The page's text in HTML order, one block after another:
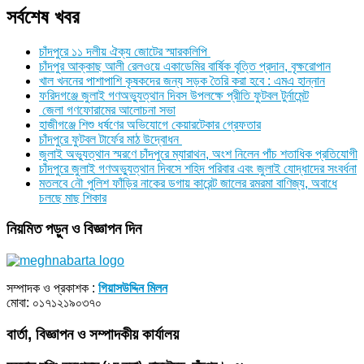
সর্বশেষ খবর
চাঁদপুরে ১১ দলীয় ঐক্য জোটের স্মারকলিপি
চাঁদপুর আক্কাছ আলী রেলওয়ে একাডেমির বার্ষিক বৃত্তি প্রদান, বৃক্ষরোপান
খাল খননের পাশাপাশি কৃষকদের জন্য সড়ক তৈরি করা হবে : এমএ হান্নান
ফরিদগঞ্জে জুলাই গণঅভ্যুত্থান দিবস উপলক্ষে প্রীতি ফুটবল টুর্নামেন্ট
জেলা গণফোরামের আলোচনা সভা
হাজীগঞ্জে শিশু ধর্ষণের অভিযোগে কেয়ারটেকার গ্রেফতার
চাঁদপুরে ফুটবল টার্ফের মাঠ উদ্বোধন
জুলাই অভ্যুত্থান স্মরণে চাঁদপুরে ম্যারাথন, অংশ নিলেন পাঁচ শতাধিক প্রতিযোগী
চাঁদপুরে জুলাই গণঅভ্যুত্থান দিবসে শহিদ পরিবার এবং জুলাই যোদ্ধাদের সংবর্ধনা
মতলবে নৌ পুলিশ ফাঁড়ির নাকের ডগায় কারেন্ট জালের রমরমা বাণিজ্য, অবাধে
চলছে মাছ শিকার
নিয়মিত পড়ুন ও বিজ্ঞাপন দিন
সম্পাদক ও প্রকাশক : গিয়াসউদ্দিন মিলন
মোবা: ০১৭১২১৯০৩৭০
বার্তা, বিজ্ঞাপন ও সম্পাদকীয় কার্যালয়